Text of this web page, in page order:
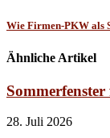
Wie Firmen-PKW als
Ähnliche Artikel
28. Juli 2026